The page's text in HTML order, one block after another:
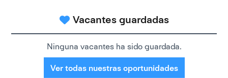
Vacantes guardadas
Ninguna vacantes ha sido guardada.
Ver todas nuestras oportunidades